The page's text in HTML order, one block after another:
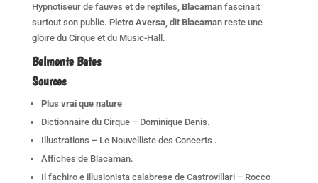
Hypnotiseur de fauves et de reptiles, Blacamanfascinait
surtout son public. Pietro Aversa, dit Blacaman reste une
gloire du Cirque et du Music-Hall.
Belmonte Bates
Sources
Plus vrai que nature
Dictionnaire du Cirque – Dominique Denis.
Illustrations – Le Nouvelliste des Concerts .
Affiches de Blacaman.
Il fachiro e illusionista calabrese de Castrovillari – Rocco